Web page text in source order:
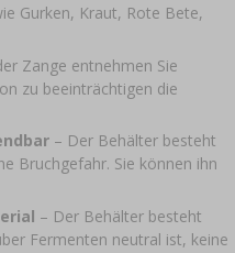
›
›
›
Gurken, Kraut, Rote Bete,
Zange entnehmen Sie
zu beeinträchtigen die
– Der Behälter besteht
Bruchgefahr. Sie können ihn
– Der Behälter besteht
Fermenten neutral ist, keine